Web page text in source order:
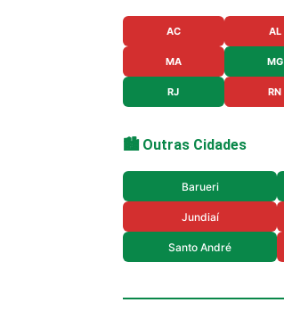
AC AL
MA MG
RJ RN
🏙️ Outras Cidades
Barueri
Jundiaí
Santo André